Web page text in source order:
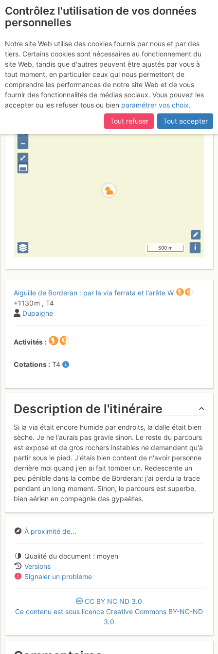
Aiguille de Borderan :
Par la via ferrata et l'arête
W
Dimanche 13 août 2017
Haute-Savoie
⤢
+
–
500 m i
Aiguille de Borderan : par la via ferrata et l'arête W
+1130 m , T4
Dupaigne
Activités
Cotations T4
Description de l'itinéraire
Si la via était encore humide par endroits, la dalle était bien
sèche. Je ne l'aurais pas gravie sinon. Le reste du parcours
est exposé et de gros rochers instables ne demandent qu'à
partir sous le pied. J'étais bien content de n'avoir personne
derrière moi quand j'en ai fait tomber un. Redescente un
peu pénible dans la combe de Borderan: j'ai perdu la trace
pendant un long moment. Sinon, le parcours est superbe,
bien aérien en compagnie des gypaètes.
À proximité de...
Qualité du document
moyen
Versions
Signaler un problème
CC BY NC ND 3.0
Ce contenu est sous licence Creative Commons BY-NC-ND
3.0
Contrôlez l'utilisation de vos données
personnelles
Notre site Web utilise des cookies fournis par nous et par des
tiers. Certains cookies sont nécessaires au fonctionnement du
site Web, tandis que d'autres peuvent être ajustés par vous à
tout moment, en particulier ceux qui nous permettent de
comprendre les performances de notre site Web et de vous
fournir des fonctionnalités de médias sociaux. Vous pouvez les
accepter ou les refuser tous ou bien paramétrer vos choix.
Tout refuser
Tout accepter